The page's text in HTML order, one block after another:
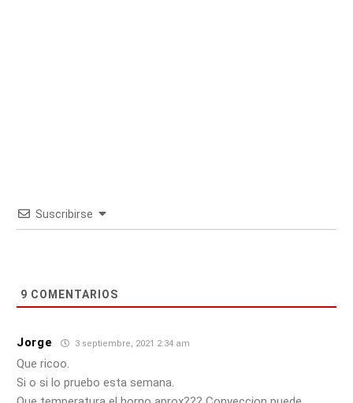
Suscribirse
9 COMENTARIOS
Jorge 3 septiembre, 2021 2:34 am
Que ricoo.
Si o si lo pruebo esta semana.